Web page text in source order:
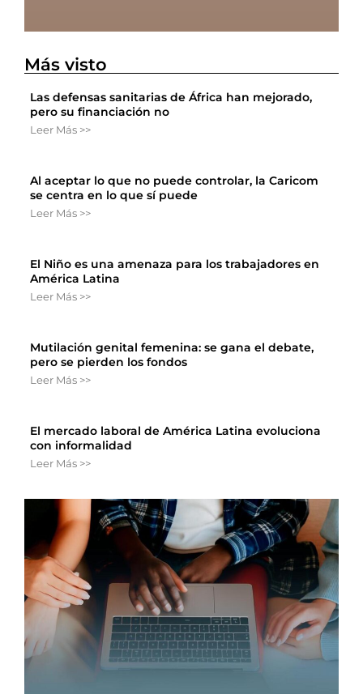
Más visto
Las defensas sanitarias de África han mejorado,
pero su financiación no
Leer Más >>
Al aceptar lo que no puede controlar, la Caricom
se centra en lo que sí puede
Leer Más >>
El Niño es una amenaza para los trabajadores en
América Latina
Leer Más >>
Mutilación genital femenina: se gana el debate,
pero se pierden los fondos
Leer Más >>
El mercado laboral de América Latina evoluciona
con informalidad
Leer Más >>